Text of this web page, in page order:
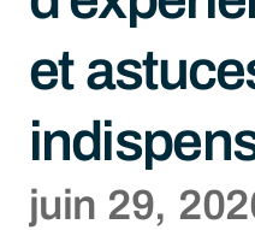
et
juin 29,